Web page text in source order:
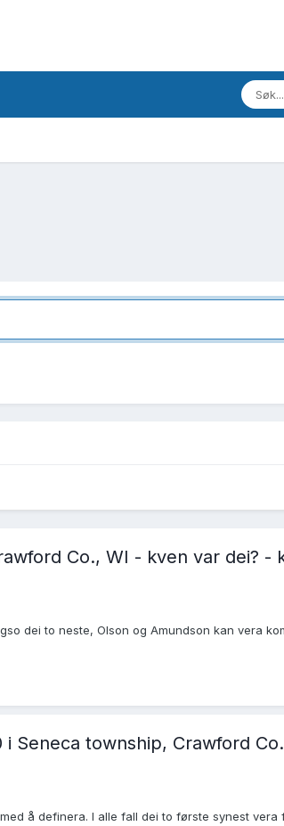
Co., WI - kven var dei? -
dei to neste, Olson og Amundson kan vera
Seneca township, Crawford
å definera. I alle fall dei to første synest